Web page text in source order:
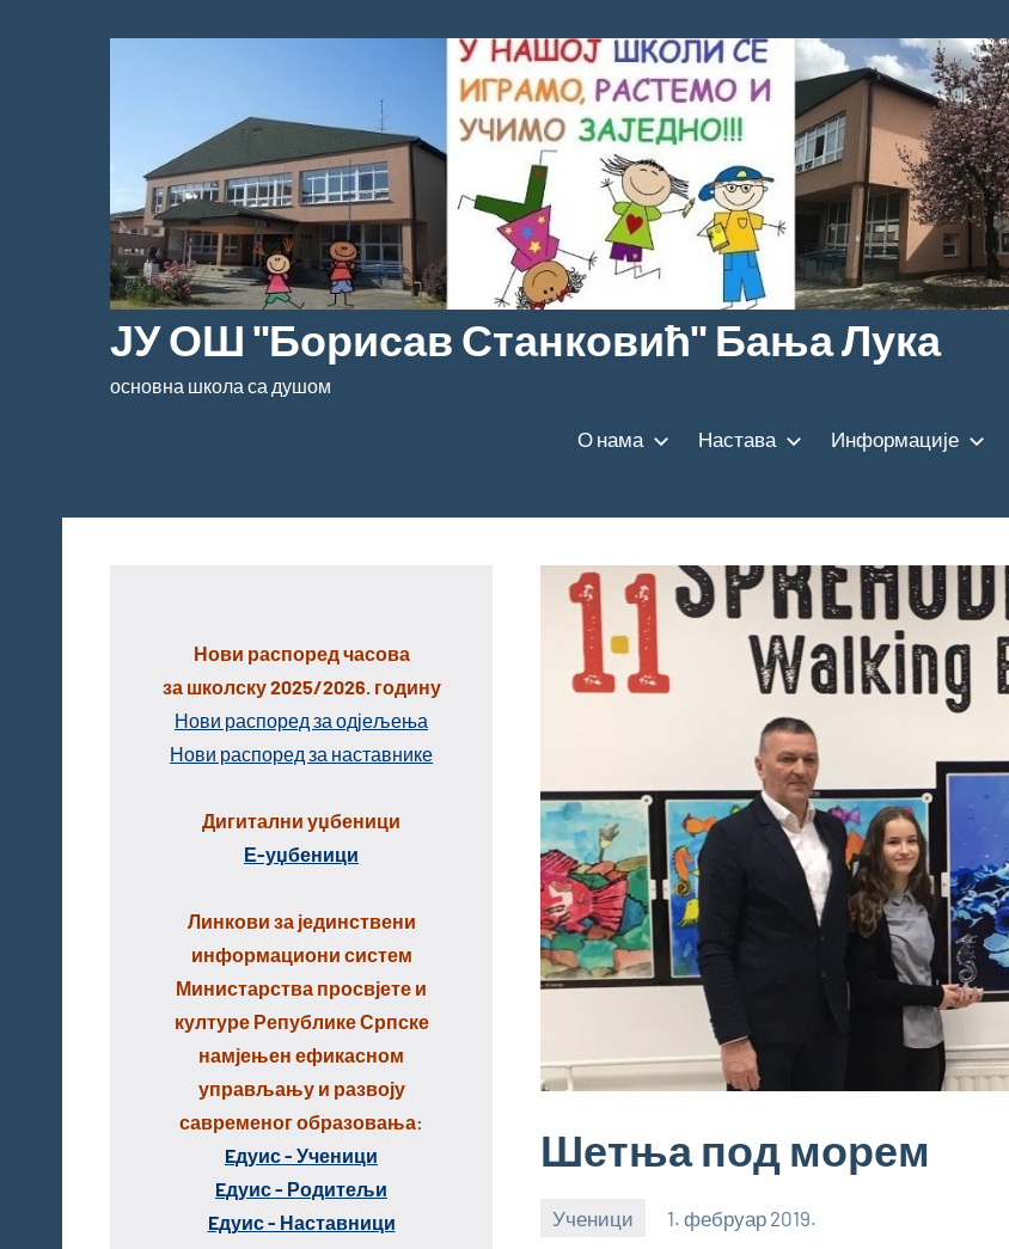
ЈУ ОШ "Борисав Станковић" Бања Лука
основна школа са душом
О нама Настава Информације
Шетња под морем
Ученици 1. фебруар 2019.
bstankovic
Нови распоред часова
за школску 2025/2026. годину
Нови распоред за одјељења
Нови распоред за наставнике
Дигитални уџбеници
Е-уџбеници
Линкови за јединствени
информациони систем
Министарства просвјете и
културе Републике Српске
намјењен ефикасном
управљању и развоју
савременог образовања:
Eдуис - Ученици
Eдуис - Родитељи
Eдуис - Наставници